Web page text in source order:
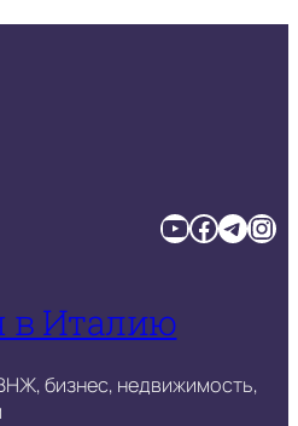
YouTube Facebook TelegramInstagram
Италию
бизнес, недвижимость,